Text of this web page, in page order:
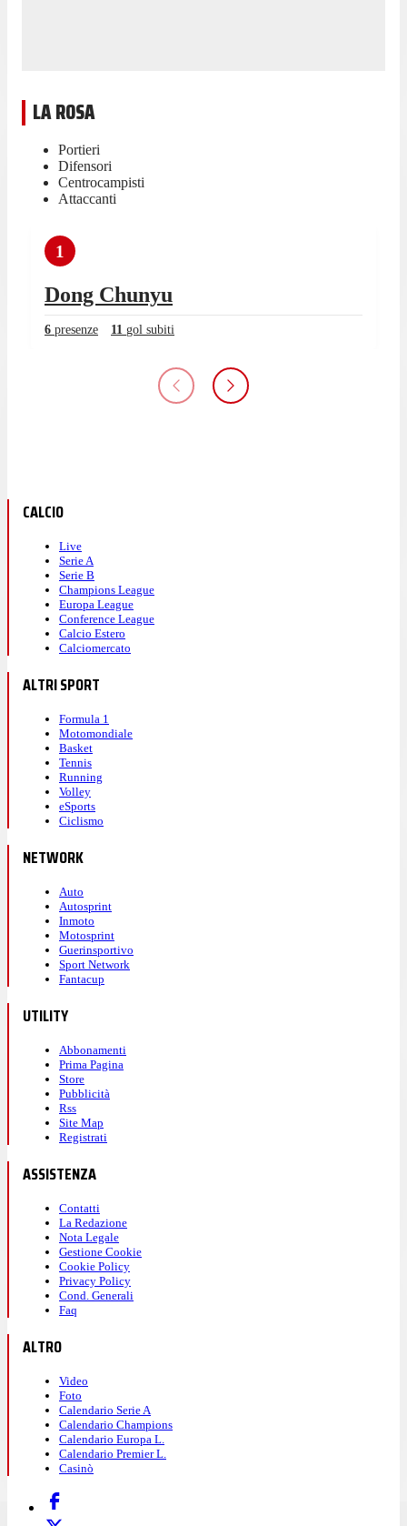
LA ROSA
Portieri
Difensori
Centrocampisti
Attaccanti
1
Dong Chunyu
6 presenze 11 gol subiti
CALCIO
Live
Serie A
Serie B
Champions League
Europa League
Conference League
Calcio Estero
Calciomercato
ALTRI SPORT
Formula 1
Motomondiale
Basket
Tennis
Running
Volley
eSports
Ciclismo
NETWORK
Auto
Autosprint
Inmoto
Motosprint
Guerinsportivo
Sport Network
Fantacup
UTILITY
Abbonamenti
Prima Pagina
Store
Pubblicità
Rss
Site Map
Registrati
ASSISTENZA
Contatti
La Redazione
Nota Legale
Gestione Cookie
Cookie Policy
Privacy Policy
Cond. Generali
Faq
ALTRO
Video
Foto
Calendario Serie A
Calendario Champions
Calendario Europa L.
Calendario Premier L.
Casinò